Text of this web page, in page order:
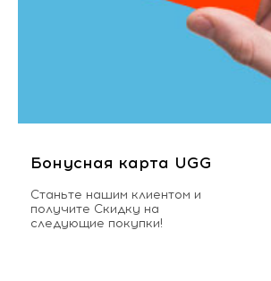
Бонусная карта UGG
Станьте нашим клиентом и
получите Скидку на
следующие покупки!